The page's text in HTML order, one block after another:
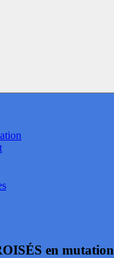
en mutation